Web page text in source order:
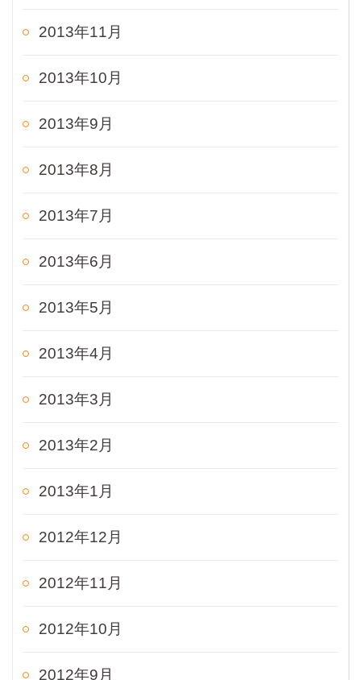
2013年11月
2013年10月
2013年9月
2013年8月
2013年7月
2013年6月
2013年5月
2013年4月
2013年3月
2013年2月
2013年1月
2012年12月
2012年11月
2012年10月
2012年9月